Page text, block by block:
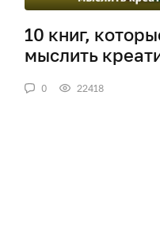
10 книг,
мыслить
0 22418